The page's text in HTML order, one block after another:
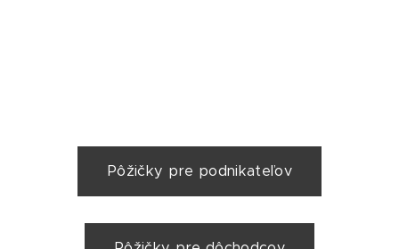
Pôžičky pre podnikateľov